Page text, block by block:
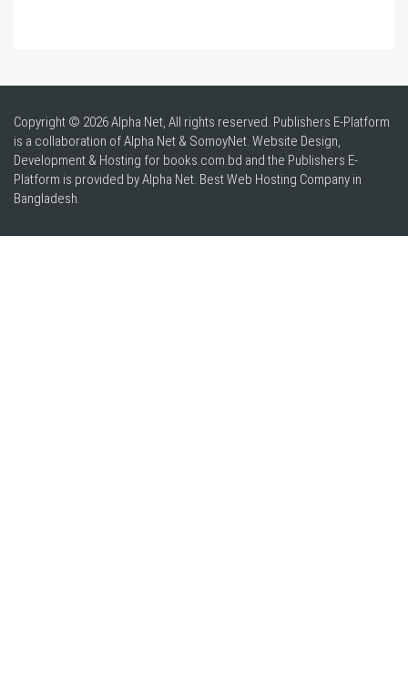
Copyright © 2026 Alpha Net, All rights reserved. Publishers E-Platform
is a collaboration of Alpha Net & SomoyNet. Website Design,
Development & Hosting for books.com.bd and the Publishers E-
Platform is provided by Alpha Net. BestWeb Hosting Company in
Bangladesh.